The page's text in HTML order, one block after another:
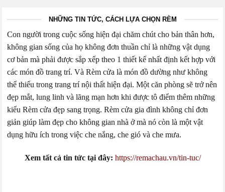
NHỮNG TIN TỨC, CÁCH LỰA CHỌN RÈM
Con người trong cuộc sống hiện đại chăm chút cho bản thân hơn,
không gian sống của họ không đơn thuần chỉ là những vật dụng
cơ bản mà phải được sắp xếp theo 1 thiết kế nhất định kết hợp với
các món đồ trang trí. Và Rèm cửa là món đồ dường như không
thể thiếu trong trang trí nội thất hiện đại. Một căn phòng sẽ trở nên
đẹp mắt, lung linh và lãng mạn hơn khi được tô điểm thêm những
kiểu Rèm cửa đẹp sang trọng. Rèm cửa gia đình không chỉ đơn
giản giúp làm đẹp cho không gian nhà ở mà nó còn là một vật
dụng hữu ích trong việc che nắng, che gió và che mưa.
Xem tất cả tin tức tại đây: https://remachau.vn/tin-tuc/